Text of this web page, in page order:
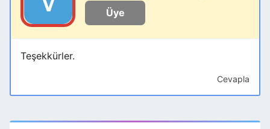
"FROM TSebil "
"WHERE
(((TSebil.StokYeri)='Müşteride')
AND ((TSebil.Musteri)='"
Üye
Teşekkürler.
Cevapla